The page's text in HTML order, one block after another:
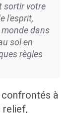
sortir votre
l'esprit,
dans
sol en
règles
confrontés à
relief,